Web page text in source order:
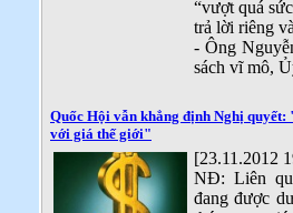
“vượt quá
trả lời riêng
- Ông
sách vĩ mô,
Quốc Hội vẫn khẳng định Nghị
với giá thế giới"
[23.11.2012
NĐ: Liên
đang được